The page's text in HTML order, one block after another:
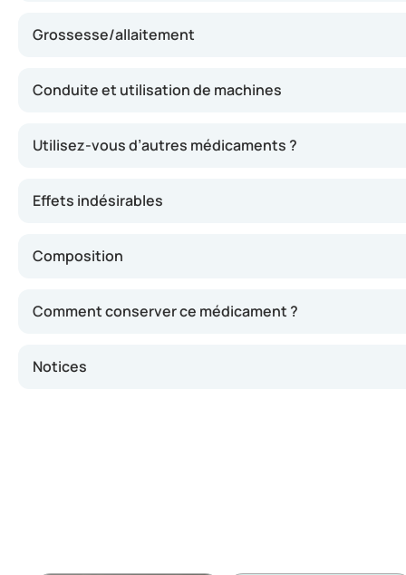
Grossesse/allaitement
Conduite et utilisation de machines
Utilisez-vous d’autres médicaments ?
Effets indésirables
Composition
Comment conserver ce médicament ?
Notices